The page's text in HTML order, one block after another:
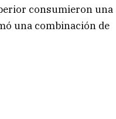
consumieron una
una combinación de